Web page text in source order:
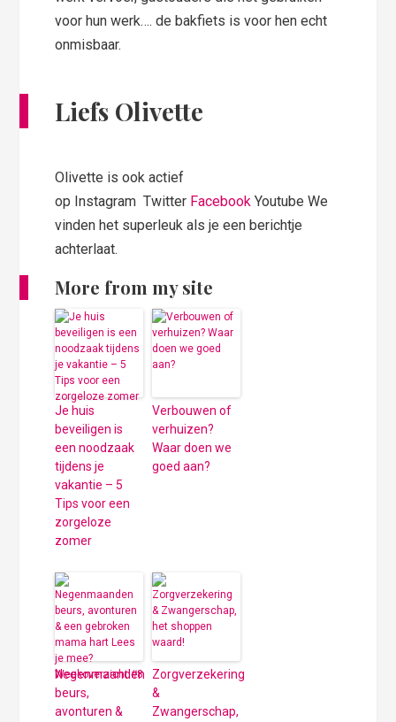
voor hun werk…. de bakfiets is voor hen echt
onmisbaar.
Liefs Olivette
Olivette is ook actief
op Instagram Twitter Facebook Youtube We
vinden het superleuk als je een berichtje
achterlaat.
More from my site
Je huis
beveiligen is
een noodzaak
tijdens je
vakantie – 5
Tips voor een
zorgeloze
zomer
Verbouwen of
verhuizen?
Waar doen we
goed aan?
Negenmaanden
beurs,
avonturen &
Zorgverzekering
&
Zwangerschap,